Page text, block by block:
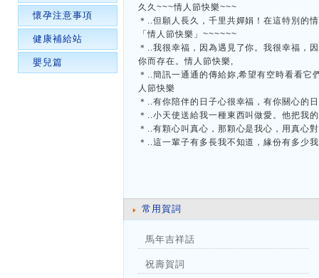
懷孕注意事項
健康補給站
嬰兒篇
久久~~~情人節快樂~~~
＊..但願人長久，千里共嬋娟！在這特別的
「情人節快樂」~~~~~~
＊..我很幸福，因為遇見了你。我很幸福，
你而存在。情人節快樂,
＊..簡訊一通通的傳給妳,希望有空時看看
人節快樂
＊..有你陪伴的日子心很幸福，有你關心的
＊..小天使送給我一種東西叫做愛。他把我
＊..有顆心叫真心，那顆心是我心，用真心
＊..這一輩子有多長我不知道，緣份有多少
常用賀詞
馬年吉祥話
祝壽賀詞